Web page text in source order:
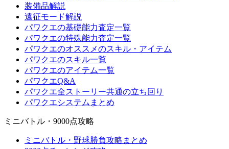
装備品解説
遠征モード解説
パワクエの基礎能力査定一覧
パワクエの特殊能力査定一覧
パワクエのオススメのスキル・アイテム
パワクエのスキル一覧
パワクエのアイテム一覧
パワクエQ&A
パワクエ全ストーリー共通の立ち回り
パワクエシステムまとめ
ミニバトル・9000点攻略
ミニバトル・野球勝負攻略まとめ